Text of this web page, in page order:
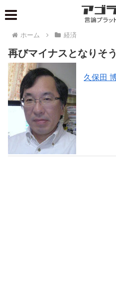
ホーム 経済
再びマイナスとなりそ
久保田